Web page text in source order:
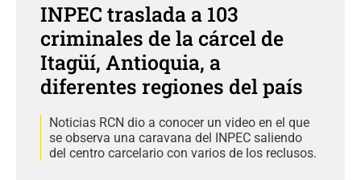
INPEC traslada a 103
criminales de la cárcel de
Itagüí, Antioquia, a
diferentes regiones del país
Noticias RCN dio a conocer un video en el que
se observa una caravana del INPEC saliendo
del centro carcelario con varios de los reclusos.